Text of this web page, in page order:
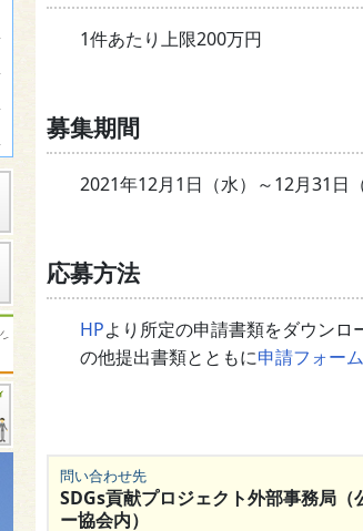
1件あたり上限200万円
募集期間
2021年12月1日（水）～12月31日
応募方法
HPより所定の申請書類をダウン
の他提出書類とともに申請フォーム
問い合わせ先
SDGs貢献プロジェクト外部事務局
ー協会内）